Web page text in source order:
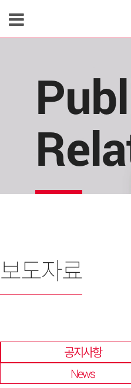
편리하게
한 곳에 모아 확인 할
보도자료
공지사항
News